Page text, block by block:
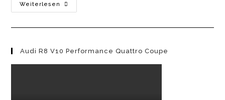
Weiterlesen
BMW
Concept
Audi R8 V10 Performance Quattro Coupe